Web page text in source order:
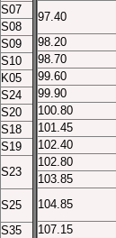
S07
S08
S09
S10
K05
S24
S20
S18
S19
S23
S25
S35
97.40
98.20
98.70
99.60
99.90
100.80
101.45
102.40
102.80
103.85
104.85
107.15